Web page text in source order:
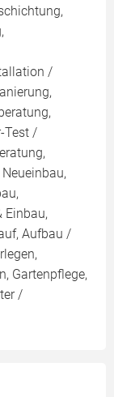
/
Test /
Einbau,
Aufbau /
Gartenpflege,
/